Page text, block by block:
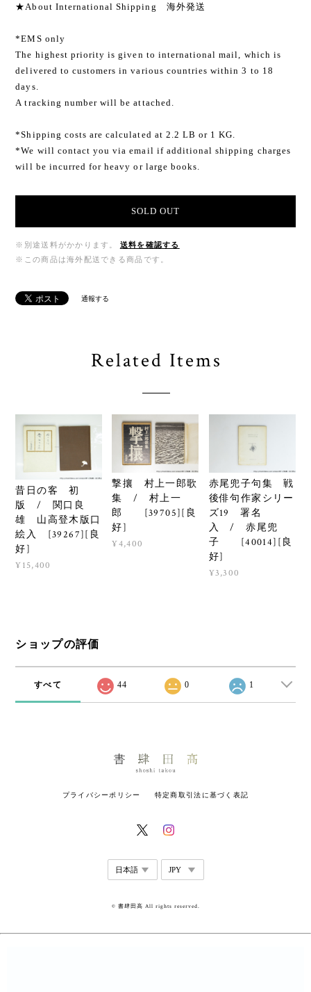
★About International Shipping 海外発送
*EMS only
The highest priority is given to international mail, which is
delivered to customers in various countries within 3 to 18
days.
A tracking number will be attached.
*Shipping costs are calculated at 2.2 LB or 1 KG.
*We will contact you via email if additional shipping charges
will be incurred for heavy or large books.
SOLD OUT
※別途送料がかかります。
送料を確認する
※この商品は海外配送できる商品です。
通報する
Related Items
昔日の客 初
版 / 関口良
雄 山高登木版口
絵入 [39267][良
好]
¥15,400
撃攘 村上一郎歌
集 / 村上一
郎 [39705][良
好]
¥4,400
赤尾兜子句集 戦
後俳句作家シリー
ズ19 署名
入 / 赤尾兜
子 [40014][良
好]
¥3,300
ショップの評価
すべて 44 0 1
プライバシーポリシー 特定商取引法に基づく表記
© 書肆田高 All rights reserved.